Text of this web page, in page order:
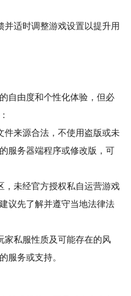
适时调整游戏设置以提升用
自由度和个性化体验，但必
来源合法，不使用盗版或未
服务器端程序或修改版，可
未经官方授权私自运营游戏
议先了解并遵守当地法律法
私服性质及可能存在的风
服务或支持。